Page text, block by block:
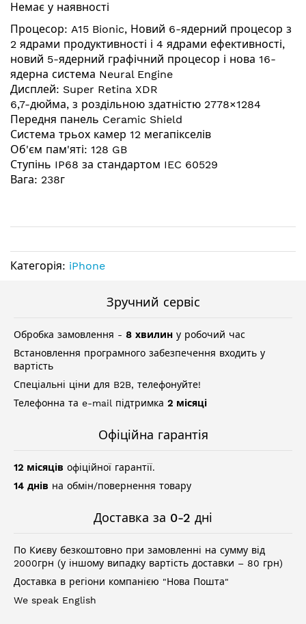
галереї
зображень
Немає у наявності
Процесор: A15 Bionic, Новий 6-ядерний процесор з
2 ядрами продуктивності і 4 ядрами ефективності,
новий 5-ядерний графічний процесор і нова 16-
ядерна система Neural Engine
Дисплей: Super Retina XDR
6,7-дюйма, з роздільною здатністю 2778×1284
Передня панель Ceramic Shield
Система трьох камер 12 мегапікселів
Об'єм пам'яті: 128 GB
Ступінь IP68 за стандартом IEC 60529
Вага: 238г
Категорія: iPhone
Зручний сервіс
Обробка замовлення - 8 хвилин у робочий час
Встановлення програмного забезпечення входить у
вартість
Спеціальні ціни для B2B, телефонуйте!
Телефонна та e-mail підтримка 2 місяці
Офіційна гарантія
12 місяців офіційної гарантії.
14 днів на обмін/повернення товару
Доставка за 0-2 дні
По Києву безкоштовно при замовленні на сумму від
2000грн (у іншому випадку вартість доставки – 80 грн)
Доставка в регіони компанією "Нова Пошта"
We speak English